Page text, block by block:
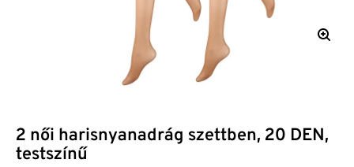
2 női harisnyanadrág szettben, 20 DEN,
testszínű